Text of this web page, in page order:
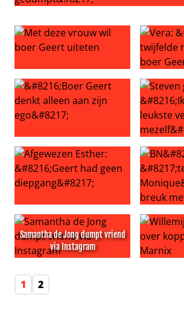
Met deze vrouw wil boer GeertVera: ‘Ik
‘Boer Geert denkt alleen aan zijn ego’
Steven
Afgewezen Esther: ‘Geert had geen
BN’ers
Samantha de Jong dumpt vriend
via Instagram
1
2